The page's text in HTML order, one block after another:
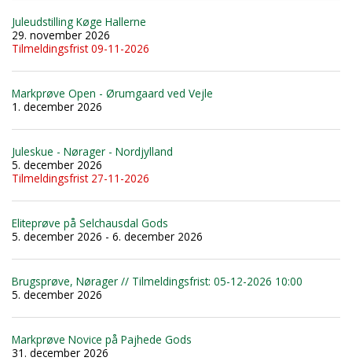
Juleudstilling Køge Hallerne
29. november 2026
Tilmeldingsfrist 09-11-2026
Markprøve Open - Ørumgaard ved Vejle
1. december 2026
Juleskue - Nørager - Nordjylland
5. december 2026
Tilmeldingsfrist 27-11-2026
Eliteprøve på Selchausdal Gods
5. december 2026 - 6. december 2026
Brugsprøve, Nørager // Tilmeldingsfrist: 05-12-2026 10:00
5. december 2026
Markprøve Novice på Pajhede Gods
31. december 2026